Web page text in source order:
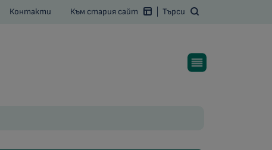
Контакти Към стария сайт Търси